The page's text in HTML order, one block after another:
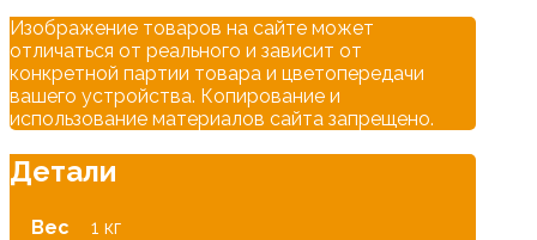
Изображение товаров на сайте может
отличаться от реального и зависит от
конкретной партии товара и цветопередачи
вашего устройства. Копирование и
использование материалов сайта запрещено.
Детали
Вес 1 кг